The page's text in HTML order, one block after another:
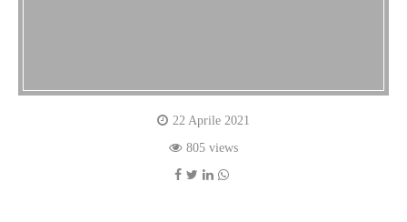
22 Aprile 2021
805 views